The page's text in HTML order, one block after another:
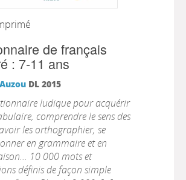
de français
: 7-11 ans
DL 2015
ludique pour acquérir
comprendre le sens des
les orthographier, se
en grammaire et en
10 000 mots et
définis de façon simple